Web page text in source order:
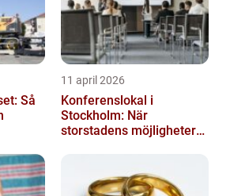
Så
11 april 2026
Konferenslokal i
Stockholm: När
storstadens möjligheter